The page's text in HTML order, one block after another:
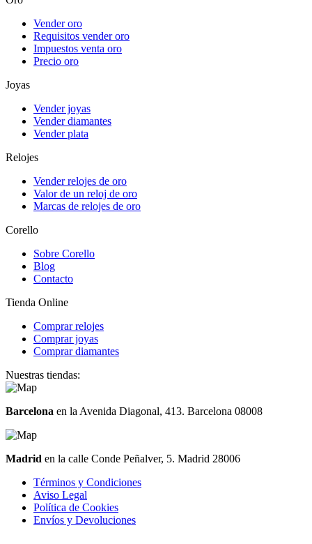
Vender oro
Requisitos vender oro
Impuestos venta oro
Precio oro
Joyas
Vender joyas
Vender diamantes
Vender plata
Relojes
Vender relojes de oro
Valor de un reloj de oro
Marcas de relojes de oro
Corello
Sobre Corello
Blog
Contacto
Tienda Online
Comprar relojes
Comprar joyas
Comprar diamantes
Nuestras tiendas:
Barcelona en la Avenida Diagonal, 413. Barcelona 08008
Madrid en la calle Conde Peñalver, 5. Madrid 28006
Términos y Condiciones
Aviso Legal
Política de Cookies
Envíos y Devoluciones